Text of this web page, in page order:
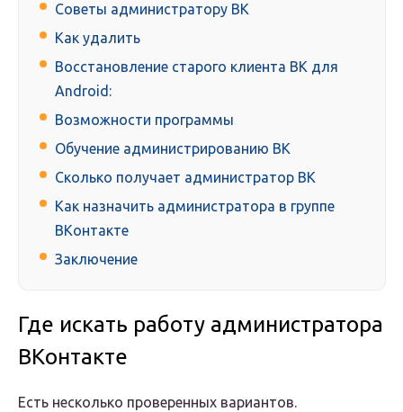
Советы администратору ВК
Как удалить
Восстановление старого клиента ВК для
Android:
Возможности программы
Обучение администрированию ВК
Сколько получает администратор ВК
Как назначить администратора в группе
ВКонтакте
Заключение
Где искать работу администратора
ВКонтакте
Есть несколько проверенных вариантов.